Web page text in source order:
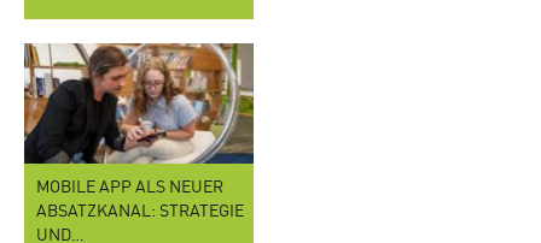
MOBILE APP ALS NEUER
ABSATZKANAL: STRATEGIE
UND…